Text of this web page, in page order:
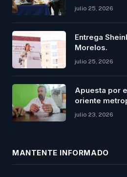
julio 25, 2026
Entrega
Morelos.
julio 25, 2026
Apuesta por
oriente
julio 23, 2026
MANTENTE INFORMADO